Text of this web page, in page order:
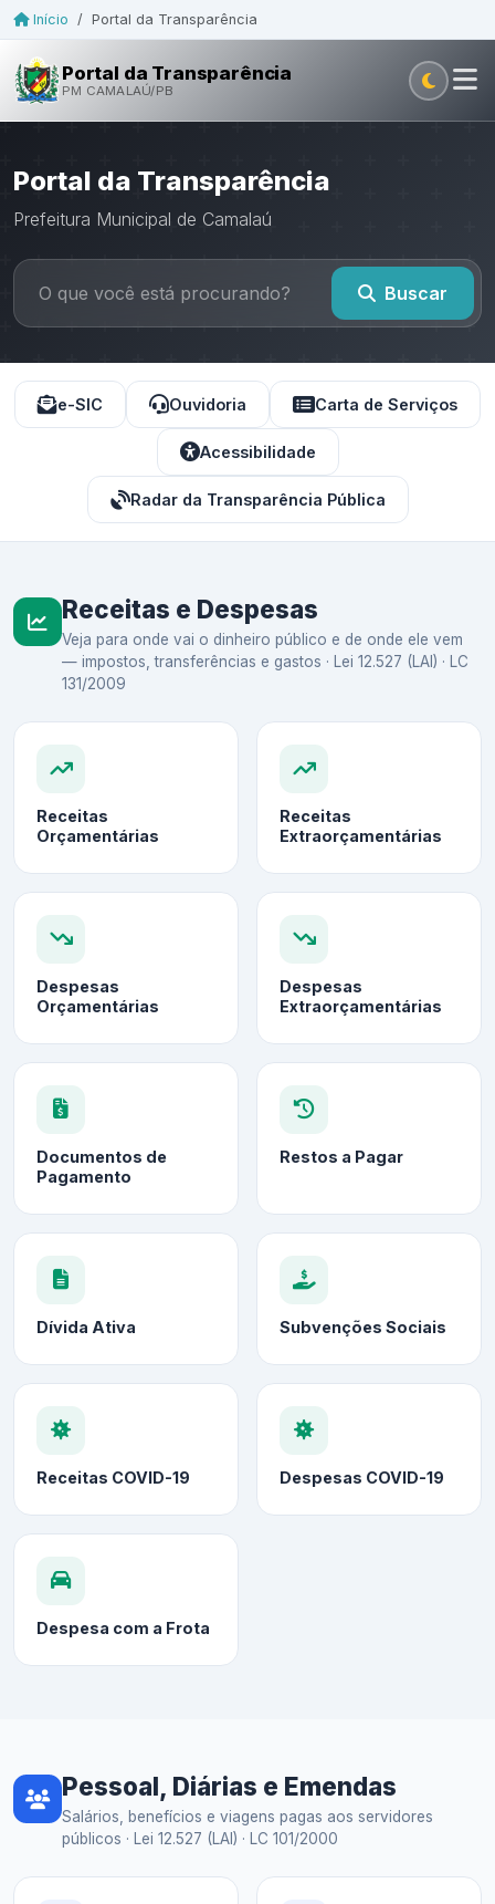
Início / Portal da Transparência
Portal da Transparência
PM CAMALAÚ/PB
Portal da Transparência
Prefeitura Municipal de Camalaú
Buscar
e-SIC Ouvidoria Carta de Serviços
Acessibilidade
Radar da Transparência Pública
Receitas e Despesas
Veja para onde vai o dinheiro público e de onde ele vem
— impostos, transferências e gastos · Lei 12.527 (LAI) · LC
131/2009
Receitas
Orçamentárias
Receitas
Extraorçamentárias
Despesas
Orçamentárias
Despesas
Extraorçamentárias
Documentos de
Pagamento
Restos a Pagar
Dívida Ativa Subvenções Sociais
Receitas COVID-19 Despesas COVID-19
Despesa com a Frota
Pessoal, Diárias e Emendas
Salários, benefícios e viagens pagas aos servidores
públicos · Lei 12.527 (LAI) · LC 101/2000